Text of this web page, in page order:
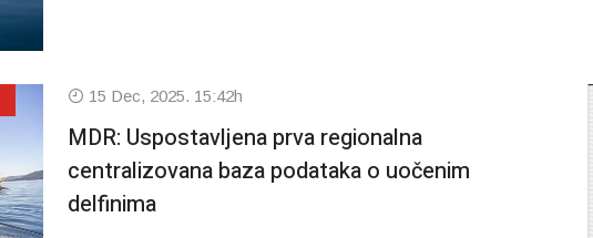
15 Dec, 2025. 15:42h
MDR: Uspostavljena prva regionalna
centralizovana baza podataka o uočenim
delfinima